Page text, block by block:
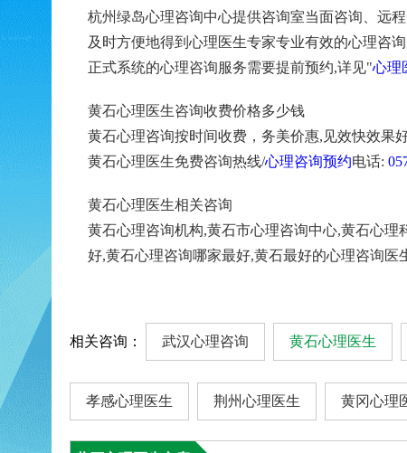
杭州绿岛心理咨询中心提供咨询室当面咨询、远
及时方便地得到心理医生专家专业有效的心理咨询
正式系统的心理咨询服务需要提前预约,详见"心理
黄石心理医生咨询收费价格多少钱
黄石心理咨询按时间收费，务美价惠,见效快效果
黄石心理医生免费咨询热线/心理咨询预约电话:
黄石心理医生相关咨询
黄石心理咨询机构,黄石市心理咨询中心,黄石心
好,黄石心理咨询哪家最好,黄石最好的心理咨询医
相关咨询： 武汉心理咨询 黄石心理医生
孝感心理医生 荆州心理医生 黄冈心理